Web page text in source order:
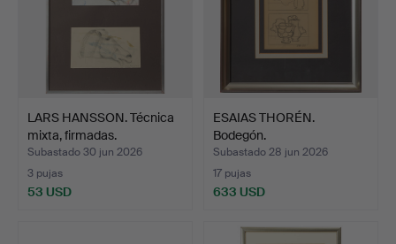
LARS HANSSON. Técnica
mixta, firmadas.
Subastado 30 jun 2026
3 pujas
53 USD
ESAIAS THORÉN.
Bodegón.
Subastado 28 jun 2026
17 pujas
633 USD